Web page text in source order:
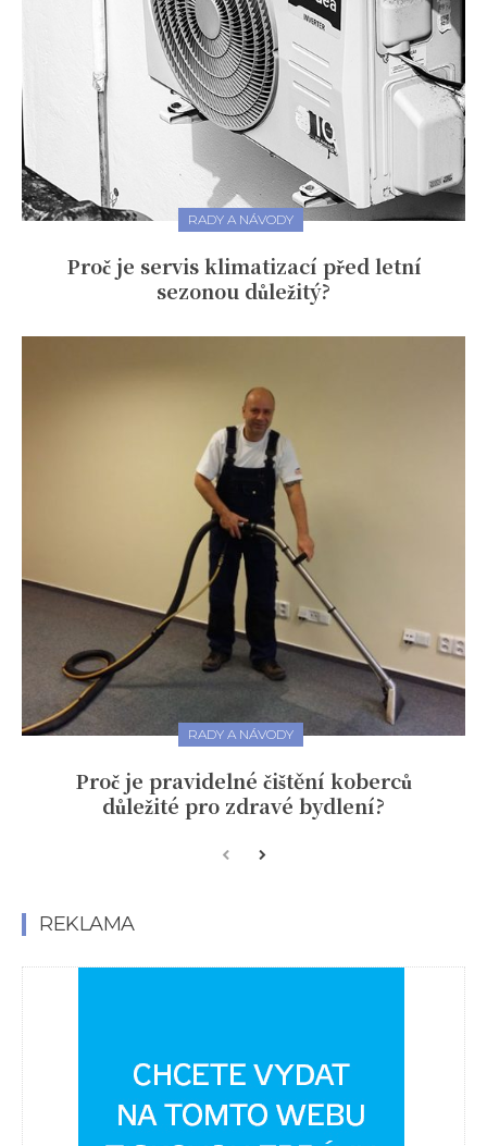
RADY A NÁVODY
Proč je servis klimatizací před letní
sezonou důležitý?
RADY A NÁVODY
Proč je pravidelné čištění koberců
důležité pro zdravé bydlení?
REKLAMA